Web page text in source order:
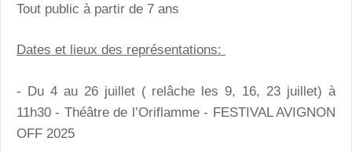
Tout public à partir de 7 ans
Dates et lieux des représentations:
- Du 4 au 26 juillet ( relâche les 9, 16, 23 juillet) à
11h30 - Théâtre de l’Oriflamme - FESTIVAL AVIGNON
OFF 2025